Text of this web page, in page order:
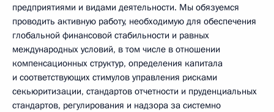
предприятиями и видами деятельности. Мы обязуемся
проводить активную работу, необходимую для обеспечения
глобальной финансовой стабильности и равных
международных условий, в том числе в отношении
компенсационных структур, определения капитала
и соответствующих стимулов управления рисками
секьюритизации, стандартов отчетности и пруденциальных
стандартов, регулирования и надзора за системно